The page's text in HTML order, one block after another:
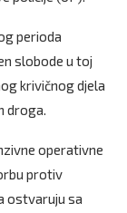
perioda
slobode u toj
krivičnog djela
droga.
operativne
protiv
ostvaruju sa